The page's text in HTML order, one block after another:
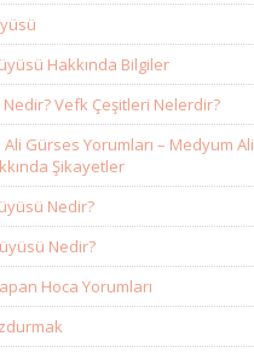
Hakkında Bilgiler
Vefk Çeşitleri Nelerdir?
Gürses Yorumları – Medyum Ali
Şikayetler
Nedir?
Nedir?
Hoca Yorumları